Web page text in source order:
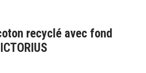
recyclé avec fond